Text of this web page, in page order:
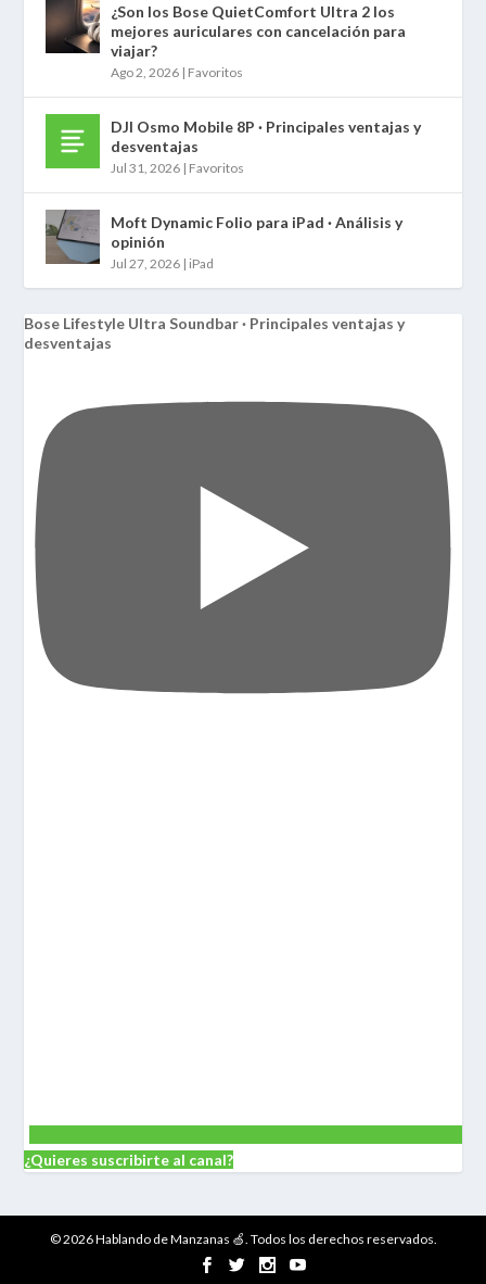
¿Son los Bose QuietComfort Ultra 2 los
mejores auriculares con cancelación para
viajar?
Ago 2, 2026 | Favoritos
DJI Osmo Mobile 8P · Principales ventajas y
desventajas
Jul 31, 2026 | Favoritos
Moft Dynamic Folio para iPad · Análisis y
opinión
Jul 27, 2026 | iPad
Bose Lifestyle Ultra Soundbar · Principales ventajas y
desventajas
¿Quieres suscribirte al canal?
© 2026 Hablando de Manzanas 🍏. Todos los derechos reservados.